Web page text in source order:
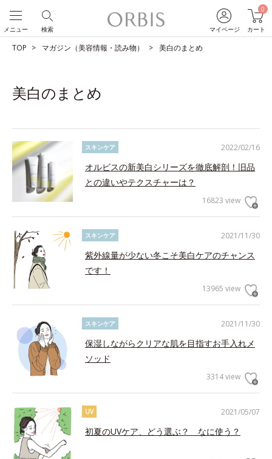
マイページ
0
カート
検索
メニュー
TOP マガジン（美容情報・読み物） 美白のまとめ
美白のまとめ
2022/02/16
スキンケア
オルビスの新美白シリーズを徹底解剖！旧品
との違いやテクスチャーは？
16823 view
2021/11/30
スキンケア
紫外線量が少ない冬こそ美白ケアのチャンス
です！
13965 view
2021/11/30
スキンケア
保湿しながらクリアな肌を目指すお手入れメ
ソッド
3314 view
2021/05/07
UV
初夏のUVケア、どう選ぶ？ なに使う？